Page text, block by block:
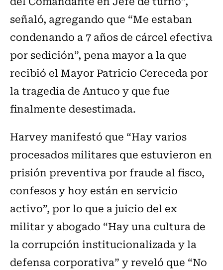
señaló, agregando que “Me estaban
condenando a 7 años de cárcel efectiva
por sedición”, pena mayor a la que
recibió el Mayor Patricio Cereceda por
la tragedia de Antuco y que fue
finalmente desestimada.
Harvey manifestó que “Hay varios
procesados militares que estuvieron en
prisión preventiva por fraude al fisco,
confesos y hoy están en servicio
activo”, por lo que a juicio del ex
militar y abogado “Hay una cultura de
la corrupción institucionalizada y la
defensa corporativa” y reveló que “No